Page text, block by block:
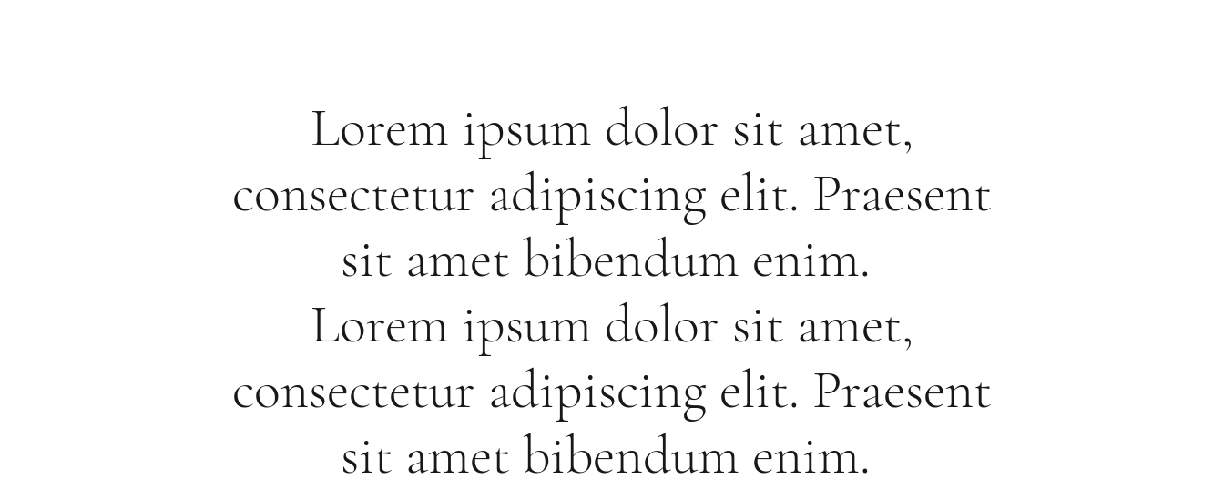
Lorem ipsum dolor sit amet,
consectetur adipiscing elit. Praesent
sit amet bibendum enim.
Lorem ipsum dolor sit amet,
consectetur adipiscing elit. Praesent
sit amet bibendum enim.